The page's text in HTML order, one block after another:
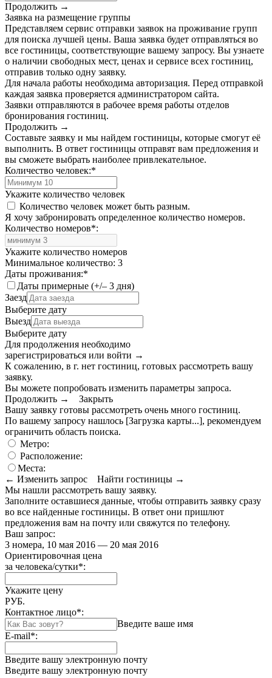
Продолжить →
Заявка на размещение группы
Представляем сервис отправки заявок на проживание групп
для поиска лучшей цены. Ваша заявка будет отправляться во
все гостиницы, соответствующие вашему запросу. Вы узнаете
о наличии свободных мест, ценах и сервисе всех гостиниц,
отправив только одну заявку.
Для начала работы необходима авторизация. Перед отправкой
каждая заявка проверяется администратором сайта.
Заявки отправляются в рабочее время работы отделов
бронирования гостиниц.
Продолжить →
Составьте заявку и мы найдем гостиницы, которые смогут её
выполнить. В ответ гостиницы отправят вам предложения и
вы сможете выбрать наиболее привлекательное.
Количество человек:*
Укажите количество человек
Количество человек может быть разным.
Я хочу забронировать определенное количество номеров.
Количество номеров*:
Укажите количество номеров
Минимальное количество: 3
Даты проживания:*
Даты примерные (+/– 3 дня)
Заезд
Выберите дату
Выезд
Выберите дату
Для продолжения необходимо
зарегистрироваться или войти →
К сожалению, в г. нет гостиниц, готовых рассмотреть вашу
заявку.
Вы можете попробовать изменить параметры запроса.
Продолжить →
Закрыть
Вашу заявку готовы рассмотреть очень много гостиниц.
По вашему запросу нашлось [Загрузка карты...], рекомендуем
ограничить область поиска.
Метро:
Расположение:
Места:
← Изменить запрос
Найти гостиницы →
Мы нашли рассмотреть вашу заявку.
Заполните оставшиеся данные, чтобы отправить заявку сразу
во все найденные гостиницы. В ответ они пришлют
предложения вам на почту или свяжутся по телефону.
Ваш запрос:
3 номера, 10 мая 2016 — 20 мая 2016
Ориентировочная цена
за человека/сутки*:
Укажите цену
РУБ.
Контактное лицо*:
Введите ваше имя
E-mail*:
Введите вашу электронную почту
Введите вашу электронную почту